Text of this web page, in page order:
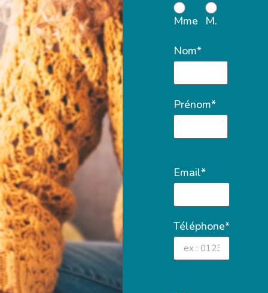
Mme M.
Nom*
Prénom*
Email*
Téléphone*